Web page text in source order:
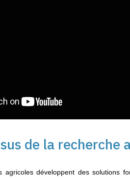
de la recherche
agricoles développent des solutions